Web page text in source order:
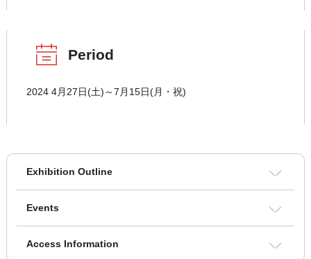
Period
2024 4月27日(土)～7月15日(月・祝)
Exhibition Outline
Events
Access Information